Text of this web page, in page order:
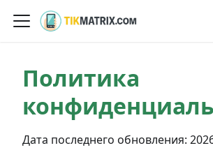
Политика
Дата последнего обновления: